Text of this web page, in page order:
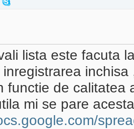
lista este facuta
functie de calitatea
mi se pare